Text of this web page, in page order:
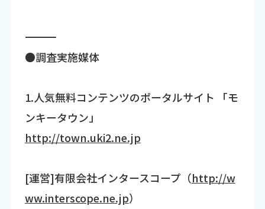
―――――――――――――――――――――――――――――――――――
●調査実施媒体
1.人気無料コンテンツのポータルサイト 「モ
ンキータウン」
http://town.uki2.ne.jp
[運営]有限会社インタースコープ（http://w
ww.interscope.ne.jp）